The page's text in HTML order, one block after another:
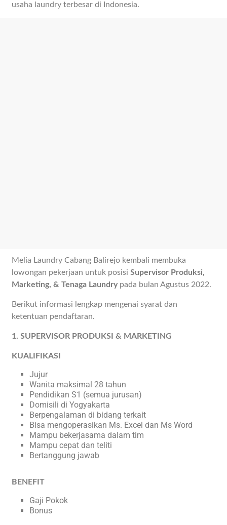
usaha laundry terbesar di Indonesia.
Melia Laundry Cabang Balirejo kembali membuka
lowongan pekerjaan untuk posisiSupervisor Produksi,
Marketing, & Tenaga Laundrypada bulan Agustus 2022.
Berikut informasi lengkap mengenai syarat dan
ketentuan pendaftaran.
1. SUPERVISOR PRODUKSI & MARKETING
KUALIFIKASI
Jujur
Wanita maksimal 28 tahun
Pendidikan S1 (semua jurusan)
Domisili di Yogyakarta
Berpengalaman di bidang terkait
Bisa mengoperasikan Ms. Excel dan Ms Word
Mampu bekerjasama dalam tim
Mampu cepat dan teliti
Bertanggung jawab
BENEFIT
Gaji Pokok
Bonus